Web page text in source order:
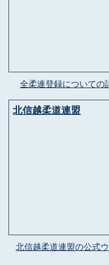
全柔連登録についての
北信越柔道連盟
北信越柔道連盟の公式